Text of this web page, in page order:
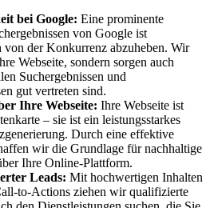
bei Google: Eine prominente
von Google ist
von der Konkurrenz abzuheben. Wir
Webseite, sondern sorgen auch
Suchergebnissen und
gut vertreten sind.
Ihre Webseite: Ihre Webseite ist
– sie ist ein leistungsstarkes
Durch eine effektive
wir die Grundlage für nachhaltige
Ihre Online-Plattform.
Leads: Mit hochwertigen Inhalten
to-Actions ziehen wir qualifizierte